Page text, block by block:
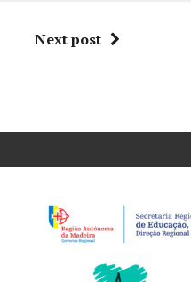
Next post